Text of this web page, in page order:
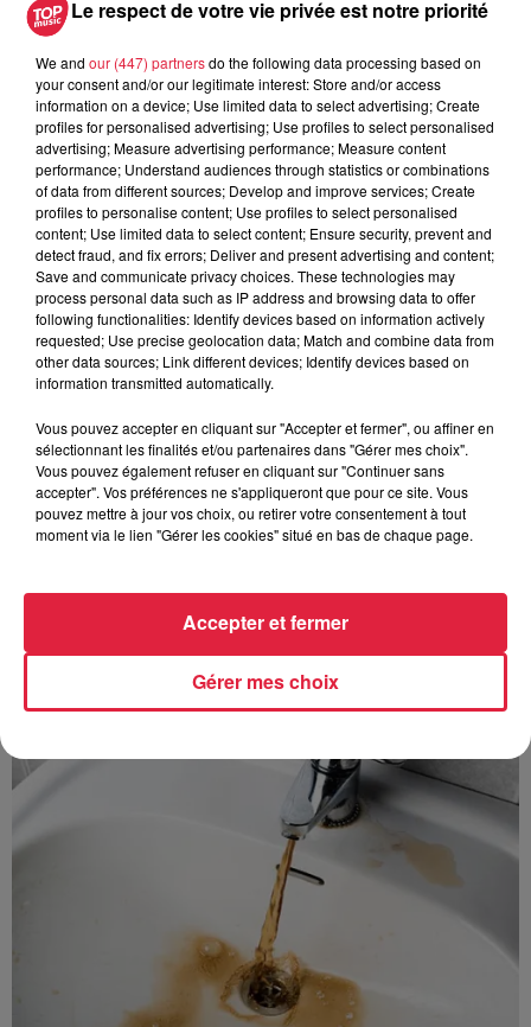
A lire aussi
6 août 2026
À Hoerdt, de l’eau brune sort des
robinets
6 août 2026
Tags antisémites à Strasbourg :
Catherine Trautmann réagit
6 août 2026
Au zoo de Mulhouse : rencontre
avec les flamants rouges
À découvrir également
Le respect de votre vie privée est notre priorité
We and our (447) partnersdo the following data processing based on
your consent and/or our legitimate interest: Store and/or access
information on a device; Use limited data to select advertising; Create
profiles for personalised advertising; Use profiles to select personalised
advertising; Measure advertising performance; Measure content
performance; Understand audiences through statistics or combinations
of data from different sources; Develop and improve services; Create
profiles to personalise content; Use profiles to select personalised
content; Use limited data to select content; Ensure security, prevent and
detect fraud, and fix errors; Deliver and present advertising and content;
Save and communicate privacy choices. These technologies may
process personal data such as IP address and browsing data to offer
following functionalities: Identify devices based on information actively
requested; Use precise geolocation data; Match and combine data from
other data sources; Link different devices; Identify devices based on
information transmitted automatically.
Vous pouvez accepter en cliquant sur "Accepter et fermer", ou affiner en
sélectionnant les finalités et/ou partenaires dans "Gérer mes choix".
Vous pouvez également refuser en cliquant sur "Continuer sans
accepter". Vos préférences ne s'appliqueront que pour ce site. Vous
pouvez mettre à jour vos choix, ou retirer votre consentement à tout
moment via le lien "Gérer les cookies" situé en bas de chaque page.
Gérer mes choix
Accepter et fermer